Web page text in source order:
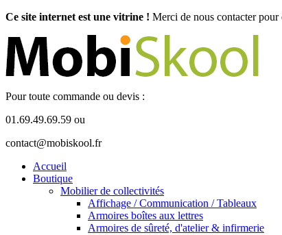
Ce site internet est une vitrine ! Merci de nous contacter pour
Pour toute commande ou devis :
01.69.49.69.59 ou
contact@mobiskool.fr
Accueil
Boutique
Mobilier de collectivités
Affichage / Communication / Tableaux
Armoires boîtes aux lettres
Armoires de sûreté, d'atelier & infirmerie